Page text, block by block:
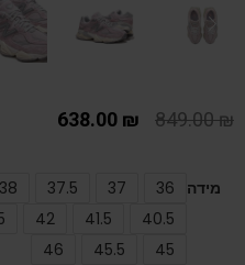
849.00₪
638.00 ₪
מידה 36
37
37.5
38
40.5
41.5
42
45
45.5
46